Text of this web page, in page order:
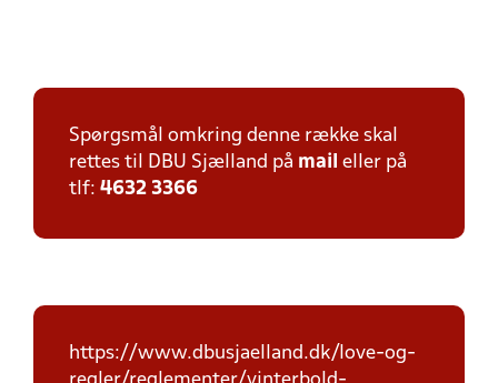
Spørgsmål omkring denne række skal
rettes til DBU Sjælland på mail eller på
tlf: 4632 3366
https://www.dbusjaelland.dk/love-og-